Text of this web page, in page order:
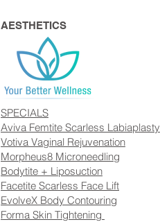
AESTHETICS
SPECIALS
Aviva Femtite Scarless Labiaplasty
Votiva Vaginal Rejuvenation
Morpheus8 Microneedling
Bodytite + Liposuction
Facetite Scarless Face Lift
EvolveX Body Contouring
Forma Skin Tightening